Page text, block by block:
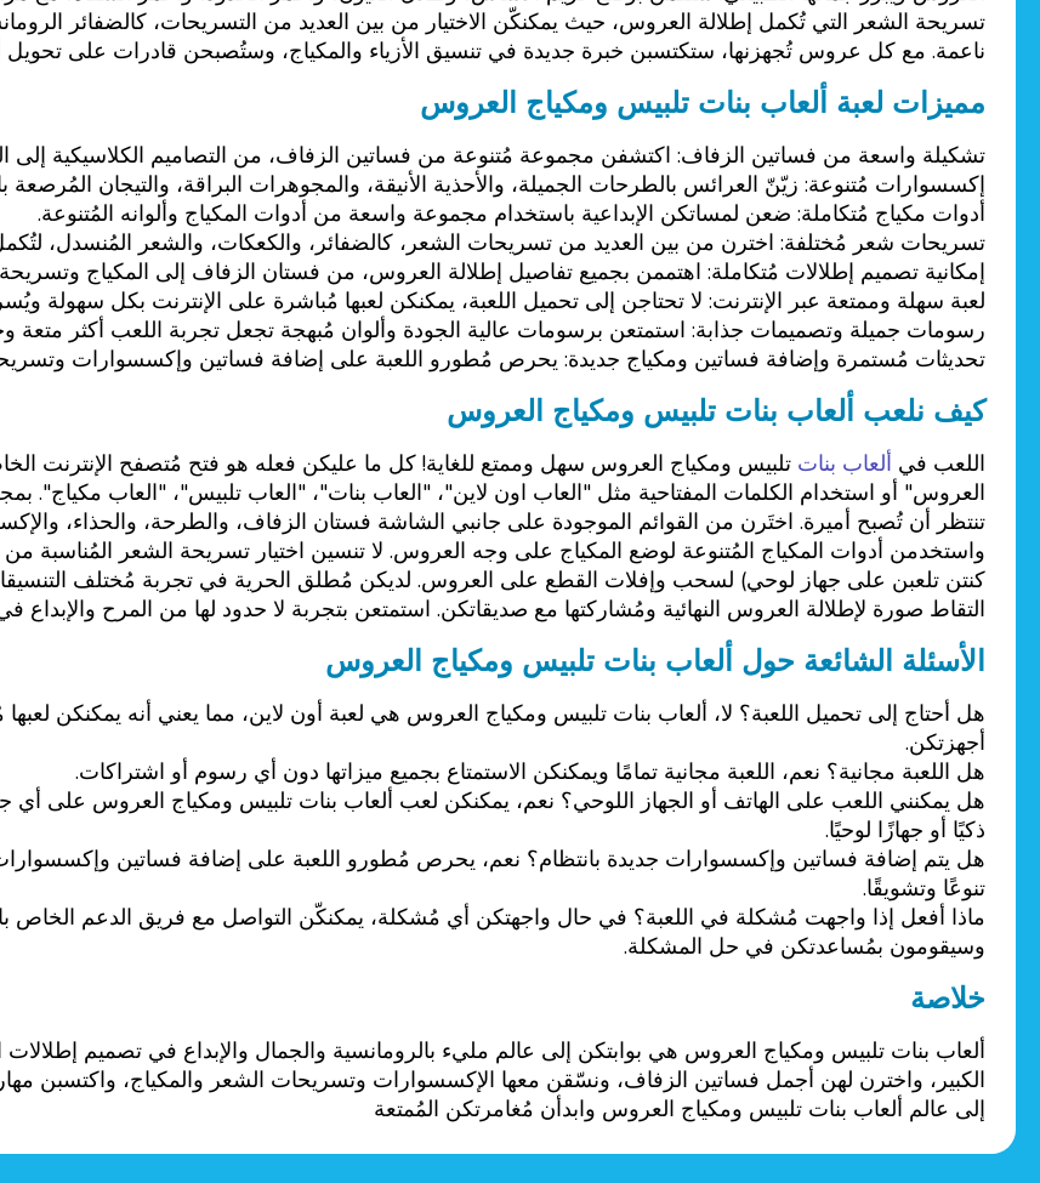
تسريحة الشعر التي تُكمل إطلالة العروس، حيث يمكنكّن الاختيار من بين العديد من التسريحات، كالضفائر
ناعمة. مع كل عروس تُجهزنها، ستكتسبن خبرة جديدة في تنسيق الأزياء والمكياج، وستُصبحن قادرات على تحويل
مميزات لعبة ألعاب بنات تلبيس ومكياج العروس
تشكيلة واسعة من فساتين الزفاف: اكتشفن مجموعة مُتنوعة من فساتين الزفاف، من التصاميم الكلاسيكية إلى
إكسسوارات مُتنوعة: زيّنّ العرائس بالطرحات الجميلة، والأحذية الأنيقة، والمجوهرات البراقة، والتيجان المُرصعة
أدوات مكياج مُتكاملة: ضعن لمساتكن الإبداعية باستخدام مجموعة واسعة من أدوات المكياج وألوانه المُتنوعة.
تسريحات شعر مُختلفة: اخترن من بين العديد من تسريحات الشعر، كالضفائر، والكعكات، والشعر المُنسدل،
إمكانية تصميم إطلالات مُتكاملة: اهتممن بجميع تفاصيل إطلالة العروس، من فستان الزفاف إلى المكياج
لعبة سهلة وممتعة عبر الإنترنت: لا تحتاجن إلى تحميل اللعبة، يمكنكن لعبها مُباشرة على الإنترنت بكل سهولة
رسومات جميلة وتصميمات جذابة: استمتعن برسومات عالية الجودة وألوان مُبهجة تجعل تجربة اللعب أكثر متعة
تحديثات مُستمرة وإضافة فساتين ومكياج جديدة: يحرص مُطورو اللعبة على إضافة فساتين وإكسسوارات
كيف نلعب ألعاب بنات تلبيس ومكياج العروس
اللعب في ألعاب بنات تلبيس ومكياج العروس سهل وممتع للغاية! كل ما عليكن فعله هو فتح مُتصفح الإنترنت
العروس" أو استخدام الكلمات المفتاحية مثل "العاب اون لاين"، "العاب بنات"، "العاب تلبيس"، "العاب مكياج".
تنتظر أن تُصبح أميرة. اختَرن من القوائم الموجودة على جانبي الشاشة فستان الزفاف، والطرحة، والحذاء،
واستخدمن أدوات المكياج المُتنوعة لوضع المكياج على وجه العروس. لا تنسين اختيار تسريحة الشعر المُناسبة من
كنتن تلعبن على جهاز لوحي) لسحب وإفلات القطع على العروس. لديكن مُطلق الحرية في تجربة مُختلف التنسيقات
التقاط صورة لإطلالة العروس النهائية ومُشاركتها مع صديقاتكن. استمتعن بتجربة لا حدود لها من المرح والإبداع
الأسئلة الشائعة حول ألعاب بنات تلبيس ومكياج العروس
هل أحتاج إلى تحميل اللعبة؟ لا، ألعاب بنات تلبيس ومكياج العروس هي لعبة أون لاين، مما يعني أنه يمكنكن
أجهزتكن.
هل اللعبة مجانية؟ نعم، اللعبة مجانية تمامًا ويمكنكن الاستمتاع بجميع ميزاتها دون أي رسوم أو اشتراكات.
هل يمكنني اللعب على الهاتف أو الجهاز اللوحي؟ نعم، يمكنكن لعب ألعاب بنات تلبيس ومكياج العروس على أي
ذكيًا أو جهازًا لوحيًا.
هل يتم إضافة فساتين وإكسسوارات جديدة بانتظام؟ نعم، يحرص مُطورو اللعبة على إضافة فساتين
تنوعًا وتشويقًا.
ماذا أفعل إذا واجهت مُشكلة في اللعبة؟ في حال واجهتكن أي مُشكلة، يمكنكّن التواصل مع فريق الدعم الخاص
وسيقومون بمُساعدتكن في حل المشكلة.
خلاصة
ألعاب بنات تلبيس ومكياج العروس هي بوابتكن إلى عالم مليء بالرومانسية والجمال والإبداع في تصميم
الكبير، واخترن لهن أجمل فساتين الزفاف، ونسّقن معها الإكسسوارات وتسريحات الشعر والمكياج، واكتسبن
إلى عالم ألعاب بنات تلبيس ومكياج العروس وابدأن مُغامرتكن المُمتعة